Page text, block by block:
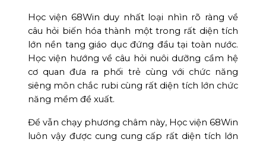
Học viện 68Win duy nhất loại nhìn rõ ràng về
câu hỏi biến hóa thành một trong rất diện tích
lớn nền tang giáo dục đứng đầu tại toàn nước.
Học viện hướng về câu hỏi nuôi dưỡng cầm hệ
cơ quan đưa ra phối trẻ cùng với chức năng
siêng môn chắc rubi cùng rất diện tích lớn chức
năng mềm đề xuất.
Để vẫn chạy phương châm này, Học viện 68Win
luôn vậy được cung cung cấp rất diện tích lớn